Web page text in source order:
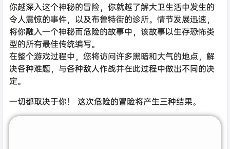
你越深入这个神秘的冒险，你就越了解大卫生活中发生的
令人震惊的事件，以及布鲁特街的诊所。情节发展迅速，
将你融入一个神秘而危险的故事中，该故事以生存恐怖类
型的所有最佳传统编写。
在整个游戏过程中，您将访问许多黑暗和大气的地点，解
决各种难题，与各种敌人作战并在此过程中做出不同的决
定。
一切都取决于你！ 这次危险的冒险将产生三种结果。